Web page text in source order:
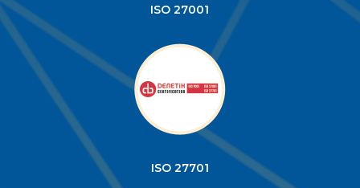
ISO 27001
ISO 27701